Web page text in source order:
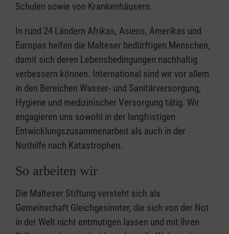
Schulen sowie von Krankenhäusern.
In rund 24 Ländern Afrikas, Asiens, Amerikas und
Europas helfen die Malteser bedürftigen Menschen,
damit sich deren Lebensbedingungen nachhaltig
verbessern können. International sind wir vor allem
in den Bereichen Wasser- und Sanitärversorgung,
Hygiene und medizinischer Versorgung tätig. Wir
engagieren uns sowohl in der langfristigen
Entwicklungszusammenarbeit als auch in der
Nothilfe nach Katastrophen.
So arbeiten wir
Die Malteser Stiftung versteht sich als
Gemeinschaft Gleichgesinnter, die sich von der Not
in der Welt nicht entmutigen lassen und mit ihren